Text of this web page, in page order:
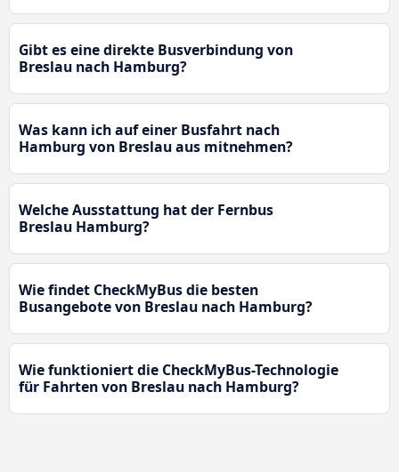
Gibt es eine direkte Busverbindung von
Breslau nach Hamburg?
Was kann ich auf einer Busfahrt nach
Hamburg von Breslau aus mitnehmen?
Welche Ausstattung hat der Fernbus
Breslau Hamburg?
Wie findet CheckMyBus die besten
Busangebote von Breslau nach Hamburg?
Wie funktioniert die CheckMyBus-Technologie
für Fahrten von Breslau nach Hamburg?